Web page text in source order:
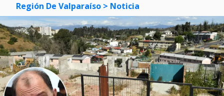
Región De Valparaíso > Noticia